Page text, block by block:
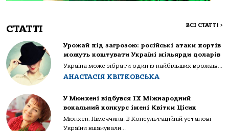
СТАТТІ ВСІ СТАТТІ >
Урожай під загрозою: російські атаки портів
можуть коштувати Україні мільярди доларів
Україна може зібрати один із найбільших врожаїв...
АНАСТАСІЯ КВІТКОВСЬКА
У Мюнхені відбувся IX Міжнародний
вокальний конкурс імені Квітки Цісик
Мюнхен. Німеччина. В Консультаційній установі
України вшанували...